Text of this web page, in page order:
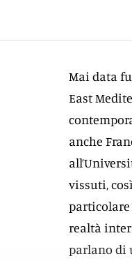
Mai data
East
anche
vissuti,
particolare
realtà
parlano di